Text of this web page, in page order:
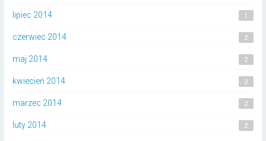
lipiec 2014 1
czerwiec 2014 2
maj 2014 2
kwiecień 2014 2
marzec 2014 2
luty 2014 2